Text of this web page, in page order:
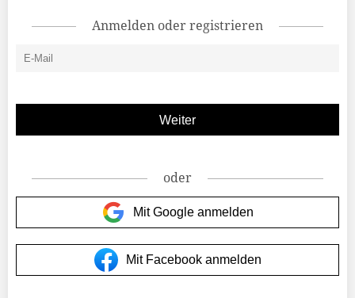
Anmelden oder registrieren
oder
Mit Google anmelden
Mit Facebook anmelden